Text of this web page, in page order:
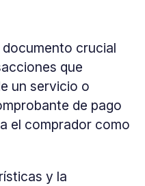
crucial
que
un servicio o
de pago
el comprador como
y la